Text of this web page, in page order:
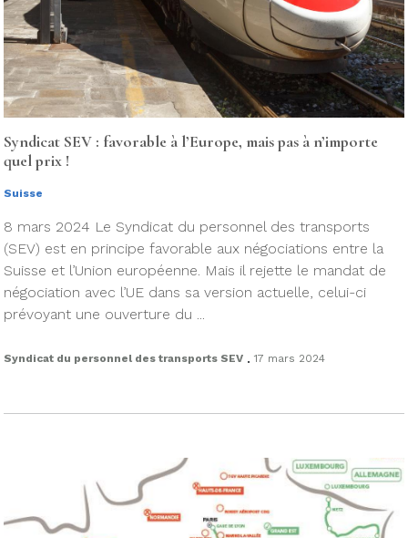
Syndicat SEV : favorable à l’Europe, mais pas à n’importe
quel prix !
Suisse
8 mars 2024 Le Syndicat du personnel des transports
(SEV) est en principe favorable aux négociations entre la
Suisse et l’Union européenne. Mais il rejette le mandat de
négociation avec l’UE dans sa version actuelle, celui-ci
prévoyant une ouverture du ...
Syndicat du personnel des transports SEV . 17 mars 2024